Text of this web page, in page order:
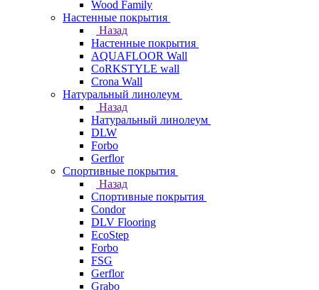
Wood Family
Настенные покрытия
Назад
Настенные покрытия
AQUAFLOOR Wall
CoRKSTYLE wall
Crona Wall
Натуральный линолеум
Назад
Натуральный линолеум
DLW
Forbo
Gerflor
Спортивные покрытия
Назад
Спортивные покрытия
Condor
DLV Flooring
EcoStep
Forbo
FSG
Gerflor
Grabo